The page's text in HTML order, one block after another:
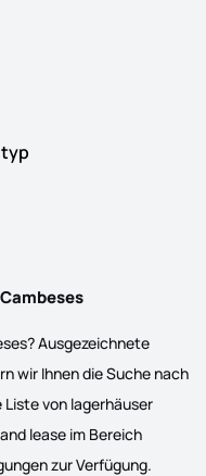
Ausgezeichnete
wir Ihnen die Suche nach
Liste von lagerhäuser
lease im Bereich
zur Verfügung.